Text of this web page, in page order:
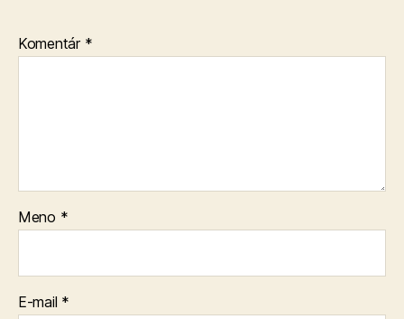
Komentár *
Meno *
E-mail *